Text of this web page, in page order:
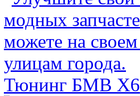
Тюнинг БМВ Х6